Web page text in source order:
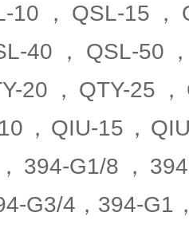
10，QSL-15，
40，QSL-50
20，QTY-25
，QIU-15，
394-G1/8，
G3/4，394-G1